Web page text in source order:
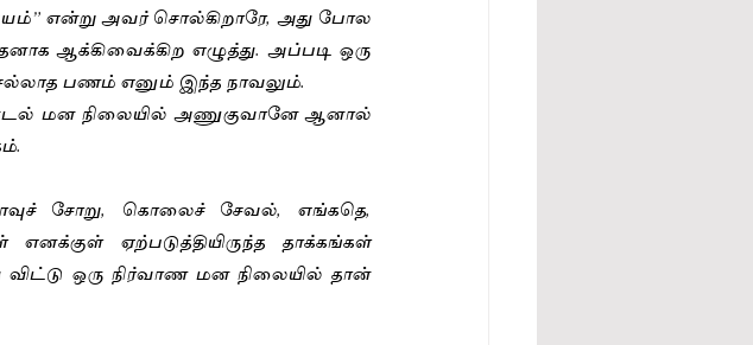
என்று அவர் சொல்கிறாரே, அது போல
ஆக்கிவைக்கிற எழுத்து. அப்படி ஒரு
பணம் எனும் இந்த நாவலும்.
மன நிலையில் அணுகுவானே ஆனால்
சோறு, கொலைச் சேவல், எங்கதெ,
ஏற்படுத்தியிருந்த தாக்கங்கள்
ஒரு நிர்வாண மன நிலையில் தான்